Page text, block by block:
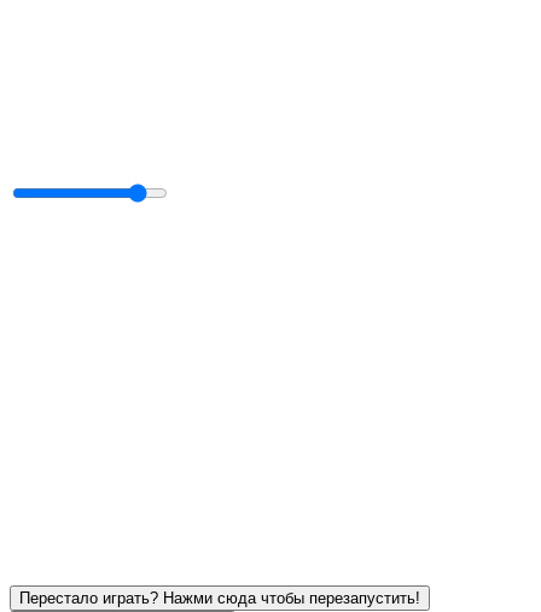
Перестало играть? Нажми сюда чтобы перезапустить!